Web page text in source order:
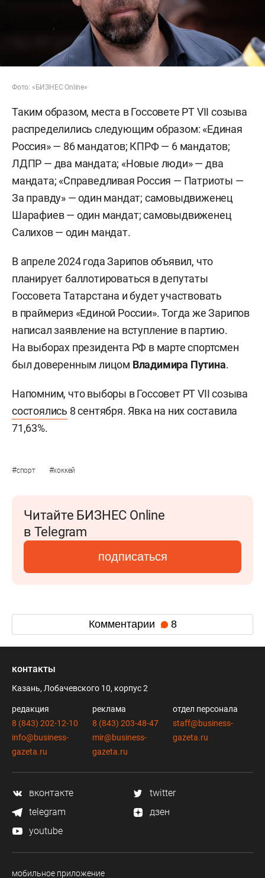
Фото: «БИЗНЕС Online»
Таким образом, места в Госсовете РТ VII созыва
распределились следующим образом: «Единая
Россия» — 86 мандатов; КПРФ — 6 мандатов;
ЛДПР — два мандата; «Новые люди» — два
мандата; «Справедливая Россия — Патриоты —
За правду» — один мандат; самовыдвиженец
Шарафиев — один мандат; самовыдвиженец
Салихов — один мандат.
В апреле 2024 года Зарипов объявил, что
планирует баллотироваться в депутаты
Госсовета Татарстана и будет участвовать
в праймериз «Единой России». Тогда же Зарипов
написал заявление на вступление в партию.
На выборах президента РФ в марте спортсмен
был доверенным лицом Владимира Путина.
Напомним, что выборы в Госсовет РТ VII созыва
состоялись 8 сентября. Явка на них составила
71,63%.
#спорт #хоккей
Читайте БИЗНЕС Online
в Telegram
подписаться
Комментарии 8
контакты
Казань, Лобачевского 10, корпус 2
редакция
8 (843) 202-12-10
info@business-
gazeta.ru
реклама
8 (843) 203-48-47
mir@business-
gazeta.ru
отдел персонала
staff@business-
gazeta.ru
вконтакте
twitter
telegram
дзен
youtube
мобильное приложение